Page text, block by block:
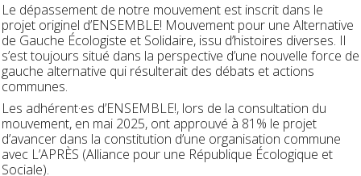
Le dépassement de notre mouvement est inscrit dans le
projet originel d’ENSEMBLE! Mouvement pour une Alternative
de Gauche Écologiste et Solidaire, issu d’histoires diverses. Il
s’est toujours situé dans la perspective d’une nouvelle force de
gauche alternative qui résulterait des débats et actions
communes.
Les adhérent·es d’ENSEMBLE!, lors de la consultation du
mouvement, en mai 2025, ont approuvé à 81% le projet
d’avancer dans la constitution d’une organisation commune
avec L’APRÈS (Alliance pour une République Écologique et
Sociale).